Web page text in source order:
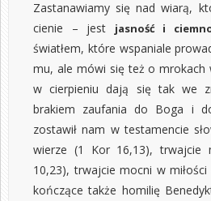
Zastanawiamy się nad wiarą,
cienie – jest
jasność i
światłem, które wspaniale
mu, ale mówi się też o mrokach
w cierpieniu dają się tak we
brakiem zaufania do Boga i
zostawił nam w testamencie
wierze (1 Kor 16,13), trwajcie
10,23), trwajcie mocni w
kończące także homilię